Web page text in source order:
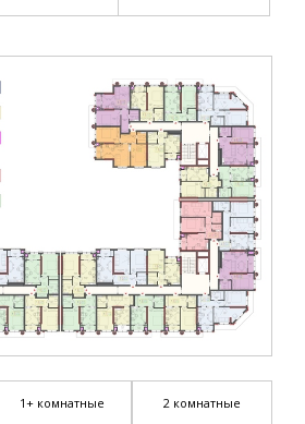
1+ комнатные 2 комнатные